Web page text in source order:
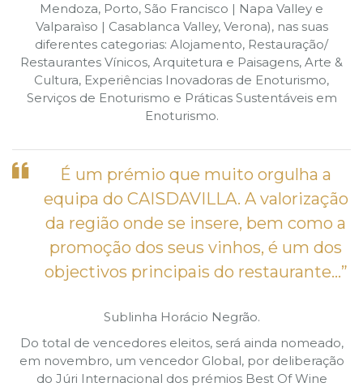
Mendoza, Porto, São Francisco | Napa Valley e
Valparaìso | Casablanca Valley, Verona), nas suas
diferentes categorias: Alojamento, Restauração/
Restaurantes Vínicos, Arquitetura e Paisagens, Arte &
Cultura, Experiências Inovadoras de Enoturismo,
Serviços de Enoturismo e Práticas Sustentáveis em
Enoturismo.
É um prémio que muito orgulha a
equipa do CAISDAVILLA. A valorização
da região onde se insere, bem como a
promoção dos seus vinhos, é um dos
objectivos principais do restaurante…”
Sublinha Horácio Negrão.
Do total de vencedores eleitos, será ainda nomeado,
em novembro, um vencedor Global, por deliberação
do Júri Internacional dos prémios Best Of Wine